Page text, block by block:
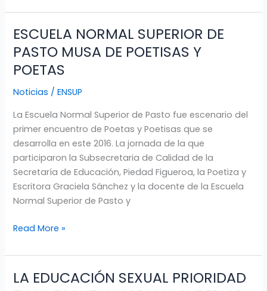
ESCUELA NORMAL SUPERIOR DE
PASTO MUSA DE POETISAS Y
POETAS
Noticias /ENSUP
La Escuela Normal Superior de Pasto fue escenario del
primer encuentro de Poetas y Poetisas que se
desarrolla en este 2016. La jornada de la que
participaron la Subsecretaria de Calidad de la
Secretaría de Educación, Piedad Figueroa, la Poetiza y
Escritora Graciela Sánchez y la docente de la Escuela
Normal Superior de Pasto y
ESCUELA
NORMAL
SUPERIOR
DE
PASTO
DE
POETISAS
Y
POETAS
Read More »
LA EDUCACIÓN SEXUAL PRIORIDAD
LA